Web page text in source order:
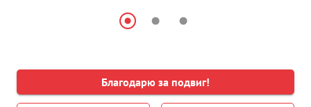
Благодарю за подвиг!